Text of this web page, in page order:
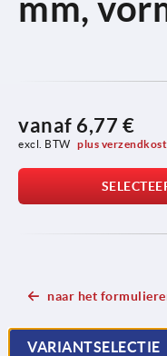
mm,
vanaf 6,77 €
excl. BTW plus
naar het
VARIANTSELECTIE